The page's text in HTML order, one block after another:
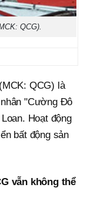
QCG).
QCG) là
"Cường Đô
Hoạt động
bất động sản
vẫn không thể